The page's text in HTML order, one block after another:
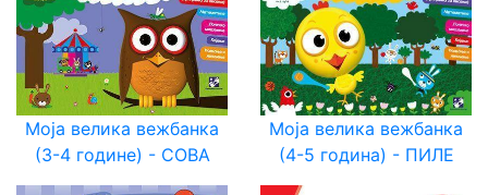
Моја велика вежбанка
(3-4 године) - СОВА
Моја велика вежбанка
(4-5 година) - ПИЛЕ